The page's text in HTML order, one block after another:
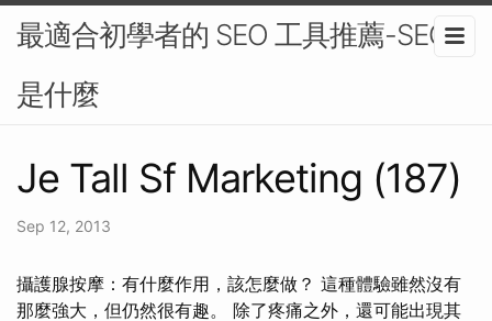
最適合初學者的 SEO 工具推薦-SEO
是什麼
Je Tall Sf Marketing (187)
Sep 12, 2013
攝護腺按摩：有什麼作用，該怎麼做？ 這種體驗雖然沒有
那麼強大，但仍然很有趣。 除了疼痛之外，還可能出現其